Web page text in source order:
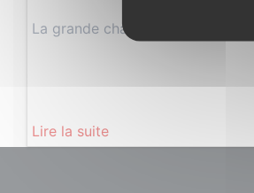
La grande chasse aux œufs de
Lire la suite